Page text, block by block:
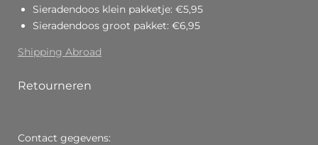
Sieradendoos klein pakketje: €5,95
Sieradendoos groot pakket: €6,95
Shipping Abroad
Retourneren
Contact gegevens: